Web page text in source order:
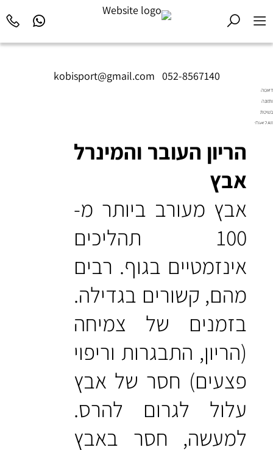
kobisport@gmail.com 052-8567140
דיאטה
ותזונה
בשיטת
Diet2All:
הריון העובר והמינרל
אבץ
אבץ מעורב ביותר מ-
100 תהליכים
אינזמטיים בגוף. רבים
מהם, קשורים בגדילה.
בזמנים של צמיחה
(הריון, התבגרות וריפוי
פצעים) חסר של אבץ
עלול לגרום להרס.
למעשה, חסר באבץ